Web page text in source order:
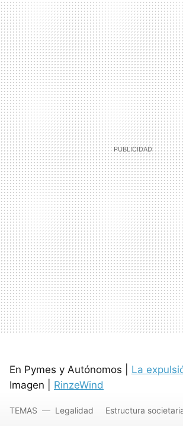
En Pymes y Autónomos | La
Imagen | RinzeWind
TEMAS Legalidad Estructura